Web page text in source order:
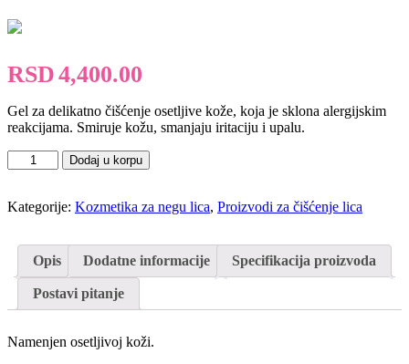
RSD4,400.00
Gel za delikatno čišćenje osetljive kože, koja je sklona alergijskim
reakcijama. Smiruje kožu, smanjaju iritaciju i upalu.
ABYSS
Gel
čišćenje
verom-
za
suvu
kožu
quantity
Dodaj u korpu
Kategorije: Kozmetika za negu lica, Proizvodi za čišćenje lica
Opis Dodatne informacije Specifikacija proizvoda
Postavi pitanje
Namenjen osetljivoj koži.